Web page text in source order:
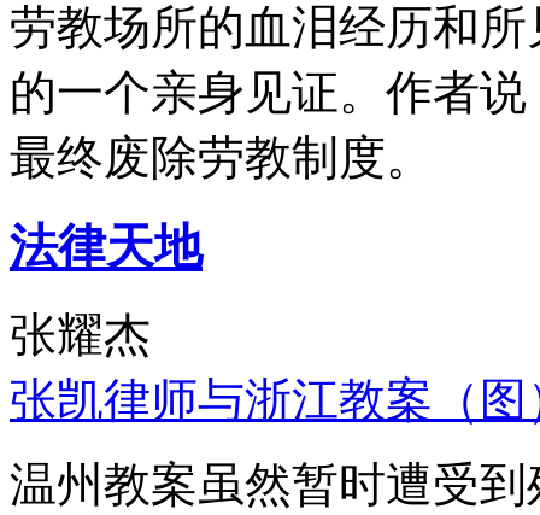
劳教场所的血泪经历和
的一个亲身见证。作者
最终废除劳教制度。
法律天地
张耀杰
张凯律师与浙江教案（图
温州教案虽然暂时遭受